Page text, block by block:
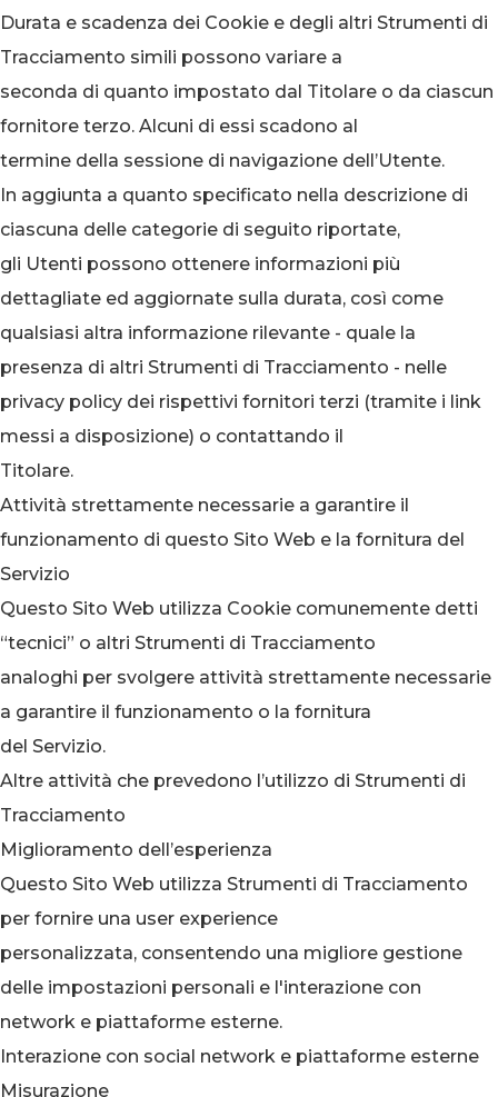
Durata e scadenza dei Cookie e degli altri Strumenti di
Tracciamento simili possono variare a
seconda di quanto impostato dal Titolare o da ciascun
fornitore terzo. Alcuni di essi scadono al
termine della sessione di navigazione dell’Utente.
In aggiunta a quanto specificato nella descrizione di
ciascuna delle categorie di seguito riportate,
gli Utenti possono ottenere informazioni più
dettagliate ed aggiornate sulla durata, così come
qualsiasi altra informazione rilevante - quale la
presenza di altri Strumenti di Tracciamento - nelle
privacy policy dei rispettivi fornitori terzi (tramite i link
messi a disposizione) o contattando il
Titolare.
Attività strettamente necessarie a garantire il
funzionamento di questo Sito Web e la fornitura del
Servizio
Questo Sito Web utilizza Cookie comunemente detti
“tecnici” o altri Strumenti di Tracciamento
analoghi per svolgere attività strettamente necessarie
a garantire il funzionamento o la fornitura
del Servizio.
Altre attività che prevedono l’utilizzo di Strumenti di
Tracciamento
Miglioramento dell’esperienza
Questo Sito Web utilizza Strumenti di Tracciamento
per fornire una user experience
personalizzata, consentendo una migliore gestione
delle impostazioni personali e l'interazione con
network e piattaforme esterne.
Interazione con social network e piattaforme esterne
Misurazione